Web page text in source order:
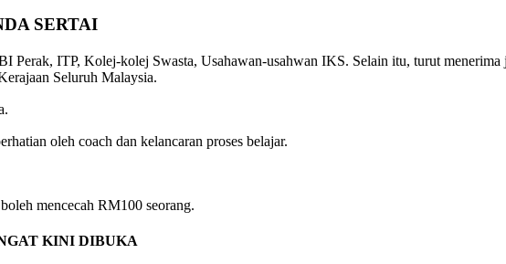
SERTAI
Perak, ITP, Kolej-kolej Swasta, Usahawan-usahwan IKS. Selain itu, turut
Seluruh Malaysia.
oleh coach dan kelancaran proses belajar.
mencecah RM100 seorang.
KINI DIBUKA